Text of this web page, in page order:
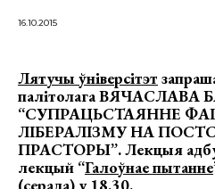
16.10.2015
Лятучы ўніверсітэт
палітолагаВЯЧАСЛАВА
“СУПРАЦЬСТАЯННЕ
ЛІБЕРАЛІЗМУНА
ПРАСТОРЫ”. Лекцыя
лекцый “Галоўнае пытанне